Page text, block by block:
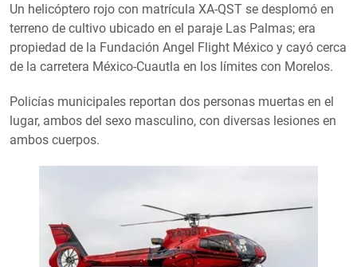
Un helicóptero rojo con matrícula XA-QST se desplomó en
terreno de cultivo ubicado en el paraje Las Palmas; era
propiedad de la Fundación Angel Flight México y cayó cerca
de la carretera México-Cuautla en los límites con Morelos.
Policías municipales reportan dos personas muertas en el
lugar, ambos del sexo masculino, con diversas lesiones en
ambos cuerpos.